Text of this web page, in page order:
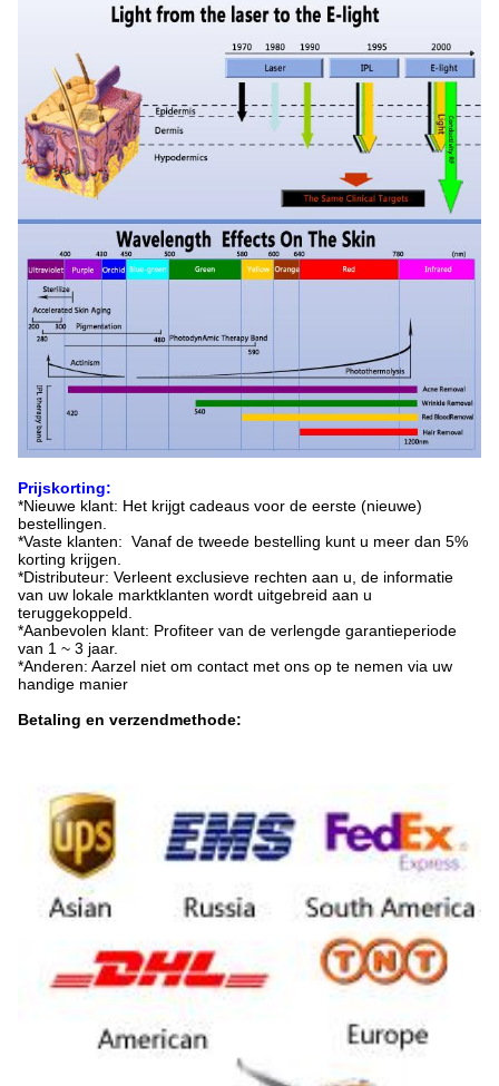
Prijskorting:
*Nieuwe klant: Het krijgt cadeaus voor de eerste (nieuwe)
bestellingen.
*Vaste klanten: Vanaf de tweede bestelling kunt u meer dan 5%
korting krijgen.
*Distributeur: Verleent exclusieve rechten aan u, de informatie
van uw lokale marktklanten wordt uitgebreid aan u
teruggekoppeld.
*Aanbevolen klant: Profiteer van de verlengde garantieperiode
van 1 ~ 3 jaar.
*Anderen: Aarzel niet om contact met ons op te nemen via uw
handige manier
Betaling en verzendmethode: